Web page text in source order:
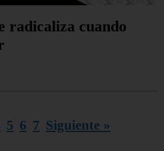
radicaliza cuando
5 6 7 Siguiente »